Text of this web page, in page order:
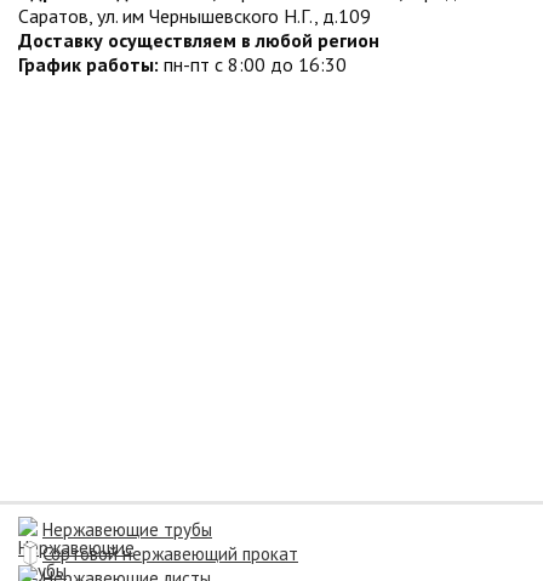
Саратов, ул. им Чернышевского Н.Г., д.109
Доставку осуществляем в любой регион
График работы: пн-пт с 8:00 до 16:30
Нержавеющие трубы
Сортовой нержавеющий прокат